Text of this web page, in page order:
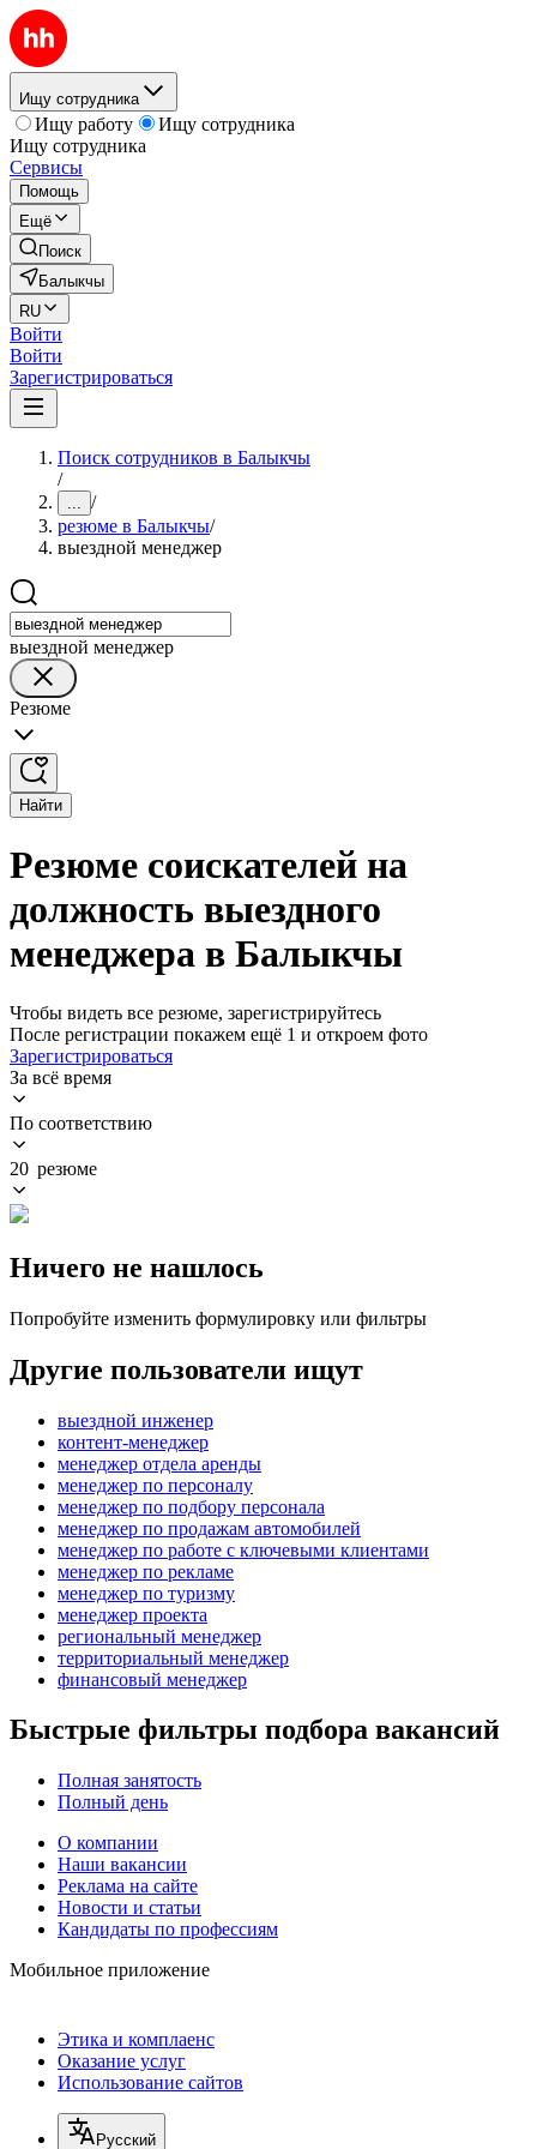
Ищу сотрудника
Ищу работу
Ищу сотрудника
Ищу сотрудника
Сервисы
Помощь
Ещё
Поиск
Балыкчы
RU
Войти
Войти
Зарегистрироваться
Поиск сотрудников в Балыкчы
/
... /
резюме в Балыкчы/
выездной менеджер
выездной менеджер
Резюме
Найти
Резюме соискателей на
должность выездного
менеджера в Балыкчы
Чтобы видеть все резюме, зарегистрируйтесь
После регистрации покажем ещё 1 и откроем фото
Зарегистрироваться
За всё время
По соответствию
20 резюме
Ничего не нашлось
Попробуйте изменить формулировку или фильтры
Другие пользователи ищут
выездной инженер
контент-менеджер
менеджер отдела аренды
менеджер по персоналу
менеджер по подбору персонала
менеджер по продажам автомобилей
менеджер по работе с ключевыми клиентами
менеджер по рекламе
менеджер по туризму
менеджер проекта
региональный менеджер
территориальный менеджер
финансовый менеджер
Быстрые фильтры подбора вакансий
Полная занятость
Полный день
О компании
Наши вакансии
Реклама на сайте
Новости и статьи
Кандидаты по профессиям
Мобильное приложение
Этика и комплаенс
Оказание услуг
Использование сайтов
Русский